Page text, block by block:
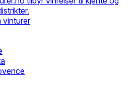
vinturer